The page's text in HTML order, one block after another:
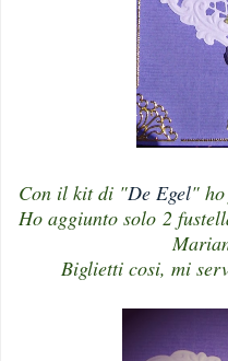
Con il kit di "De Egel" ho
Ho aggiunto solo 2
Biglietti cosi, mi